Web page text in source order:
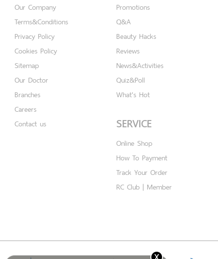
Our Company
Terms&Conditions
Privacy Policy
Cookies Policy
Sitemap
Our Doctor
Branches
Careers
Contact us
Promotions
Q&A
Beauty Hacks
Reviews
News&Activities
Quiz&Poll
What's Hot
SERVICE
Online Shop
How To Payment
Track Your Order
RC Club | Member